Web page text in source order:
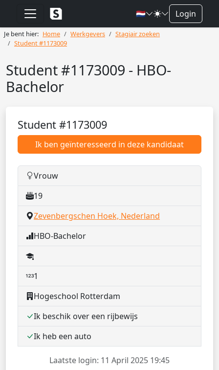
🇳🇱 Login
Je bent hier: Home Werkgevers
Stagiair zoeken
Student #1173009
Student #1173009 - HBO-
Bachelor
Student #1173009
Ik ben geïnteresseerd in deze kandidaat
Vrouw
19
Zevenbergschen Hoek, Nederland
HBO-Bachelor
1
Hogeschool Rotterdam
Ik beschik over een rijbewijs
Ik heb een auto
Laatste login: 11 April 2025 19:45